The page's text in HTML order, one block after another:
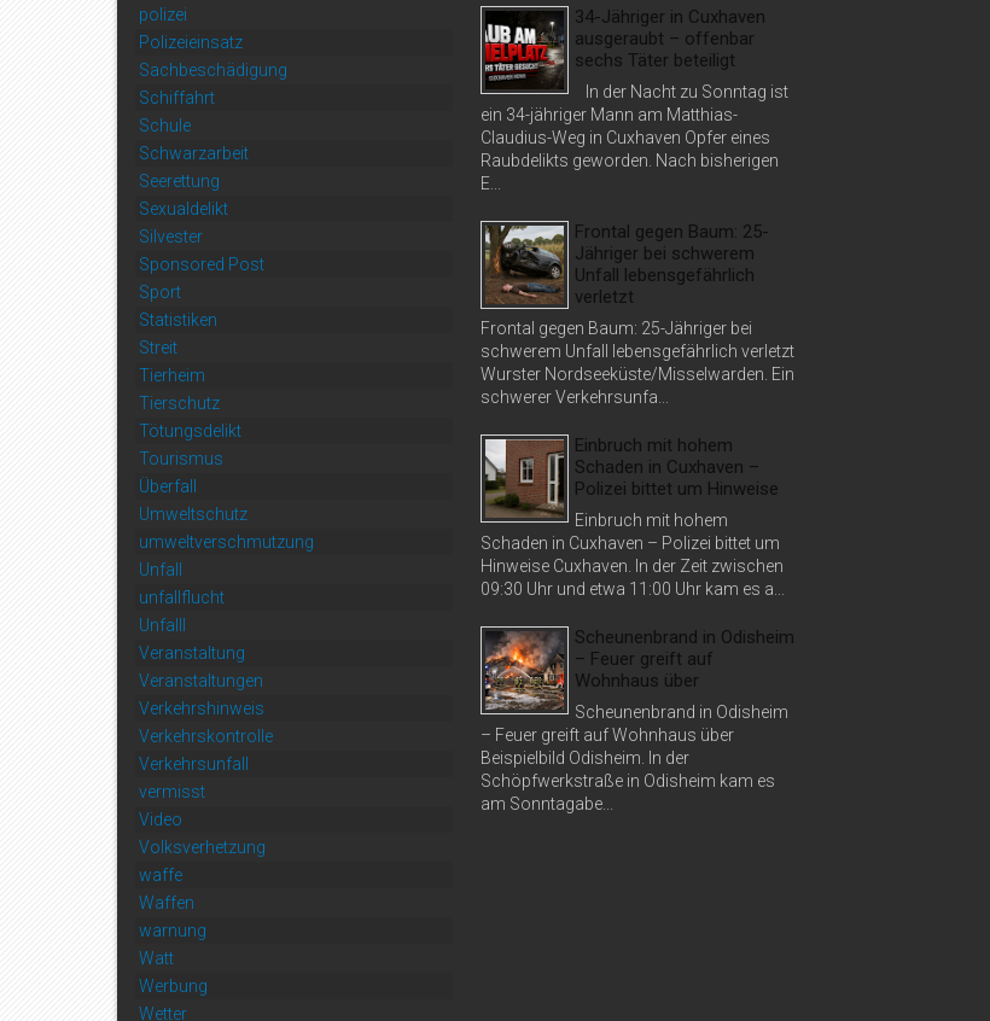
polizei
Polizeieinsatz
Sachbeschädigung
Schiffahrt
Schule
Schwarzarbeit
Seerettung
Sexualdelikt
Silvester
Sponsored Post
Sport
Statistiken
Streit
Tierheim
Tierschutz
Tötungsdelikt
Tourismus
Überfall
Umweltschutz
umweltverschmutzung
Unfall
unfallflucht
Unfalll
Veranstaltung
Veranstaltungen
Verkehrshinweis
Verkehrskontrolle
Verkehrsunfall
vermisst
Video
Volksverhetzung
waffe
Waffen
warnung
Watt
Werbung
Wetter
34-Jähriger in Cuxhaven
ausgeraubt – offenbar
sechs Täter beteiligt
In der Nacht zu Sonntag ist
ein 34-jähriger Mann am Matthias-
Claudius-Weg in Cuxhaven Opfer eines
Raubdelikts geworden. Nach bisherigen
E...
Frontal gegen Baum: 25-
Jähriger bei schwerem
Unfall lebensgefährlich
verletzt
Frontal gegen Baum: 25-Jähriger bei
schwerem Unfall lebensgefährlich verletzt
Wurster Nordseeküste/Misselwarden. Ein
schwerer Verkehrsunfa...
Einbruch mit hohem
Schaden in Cuxhaven –
Polizei bittet um Hinweise
Einbruch mit hohem
Schaden in Cuxhaven – Polizei bittet um
Hinweise Cuxhaven. In der Zeit zwischen
09:30 Uhr und etwa 11:00 Uhr kam es a...
Scheunenbrand in Odisheim
– Feuer greift auf
Wohnhaus über
Scheunenbrand in Odisheim
– Feuer greift auf Wohnhaus über
Beispielbild Odisheim. In der
Schöpfwerkstraße in Odisheim kam es
am Sonntagabe...